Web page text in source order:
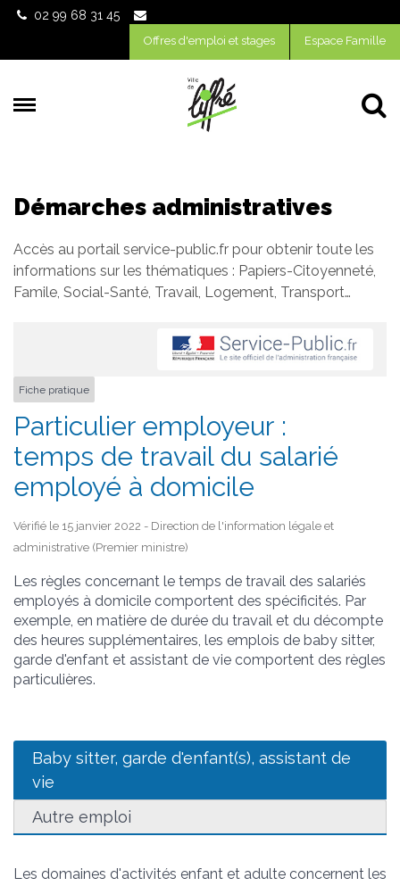
Gestion des traceurs
02 99 68 31 45
Offres d'emploi et stages Espace Famille
Démarches administratives
Accès au portail service-public.fr pour obtenir toute les
informations sur les thématiques : Papiers-Citoyenneté,
Famile, Social-Santé, Travail, Logement, Transport…
Fiche pratique
Particulier employeur :
temps de travail du salarié
employé à domicile
Vérifié le 15 janvier 2022 - Direction de l'information légale et
administrative (Premier ministre)
Les règles concernant le temps de travail des salariés
employés à domicile comportent des spécificités. Par
exemple, en matière de durée du travail et du décompte
des heures supplémentaires, les emplois de baby sitter,
garde d'enfant et assistant de vie comportent des règles
particulières.
Baby sitter, garde d'enfant(s), assistant de
vie
Autre emploi
Les domaines d'activités enfant et adulte concernent les